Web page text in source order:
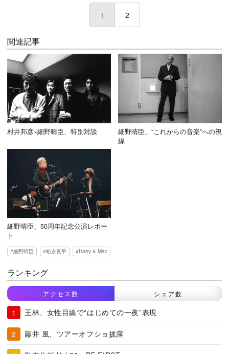
1 (current)
2
関連記事
村井邦彦×細野晴臣、特別対談
細野晴臣、“これからの音楽”への視
線
細野晴臣、50周年記念公演レポー
ト
細野晴臣 松永良平 Harry & Mac
ランキング
アクセス数 シェア数
王林、女性目線で“はじめての一夜”表現
藤井 風、ツアーオフショ披露